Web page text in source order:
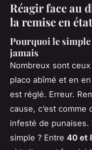
Réagir face au
la remise en état
Pourquoi le
jamais
Nombreux sont
placo abîmé et en
est réglé. Erreur.
cause, c’est comme
infesté de punaises.
simple ? Entre 40 et